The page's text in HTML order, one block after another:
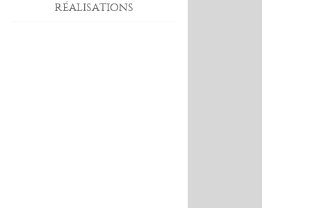
RÉALISATIONS